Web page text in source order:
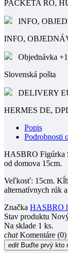
PACKETA RO,
INFO,
INFO,
Objednávka
Slovenská pošta
DELIVERY
HERMES DE,
Popis
Podrobnosti
HASBRO Figúrka
od domova 15cm.
Veľkosť: 15cm.
alternatívnych rúk
Značka HASBRO
Stav produktu
Na sklade 1 ks.
chatKomentáre (0)
edit Buďte prvý kto